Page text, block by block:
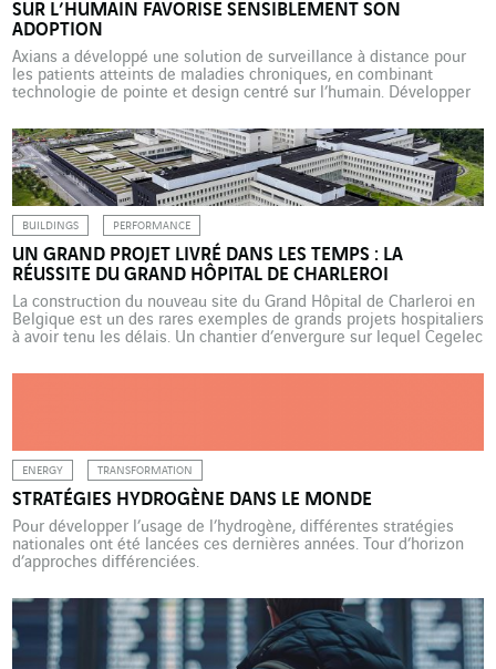
SUR L’HUMAIN FAVORISE SENSIBLEMENT SON
ADOPTION
Axians a développé une solution de surveillance à distance pour
les patients atteints de maladies chroniques, en combinant
technologie de pointe et design centré sur l’humain. Développer
surtout lorsqu’il s’agit d’innovations impactant significativement
les utilisateurs finaux, les patients. En 2021, Axians, la marque ICT
[…]
BUILDINGS PERFORMANCE
UN GRAND PROJET LIVRÉ DANS LES TEMPS : LA
RÉUSSITE DU GRAND HÔPITAL DE CHARLEROI
La construction du nouveau site du Grand Hôpital de Charleroi en
Belgique est un des rares exemples de grands projets hospitaliers
à avoir tenu les délais. Un chantier d’envergure sur lequel Cegelec
opérations de déménagement du Grand Hôpital de Charleroi
ENERGY TRANSFORMATION
STRATÉGIES HYDROGÈNE DANS LE MONDE
Pour développer l’usage de l’hydrogène, différentes stratégies
nationales ont été lancées ces dernières années. Tour d’horizon
d’approches différenciées.